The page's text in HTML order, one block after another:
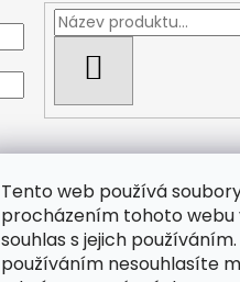
Tento web používá
procházením tohoto webu
souhlas s jejich používáním.
používáním nesouhlasíte